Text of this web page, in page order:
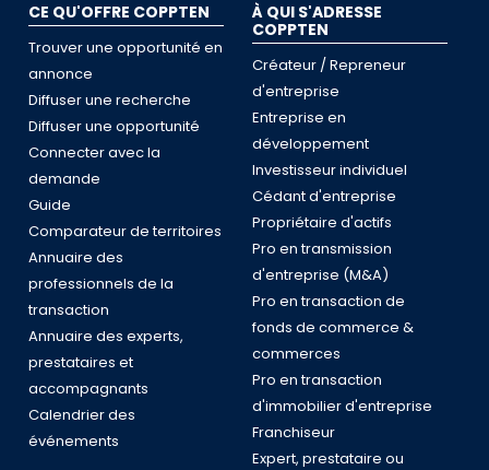
CE QU'OFFRE COPPTEN
Trouver une opportunité en
annonce
Diffuser une recherche
Diffuser une opportunité
Connecter avec la
demande
Guide
Comparateur de territoires
Annuaire des
professionnels de la
transaction
Annuaire des experts,
prestataires et
accompagnants
Calendrier des
événements
À QUI S'ADRESSE
COPPTEN
Créateur / Repreneur
d'entreprise
Entreprise en
développement
Investisseur individuel
Cédant d'entreprise
Propriétaire d'actifs
Pro en transmission
d'entreprise (M&A)
Pro en transaction de
fonds de commerce &
commerces
Pro en transaction
d'immobilier d'entreprise
Franchiseur
Expert, prestataire ou